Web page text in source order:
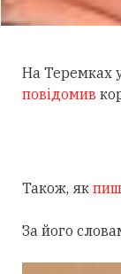
На Теремках
повідомив
Також, як
За його